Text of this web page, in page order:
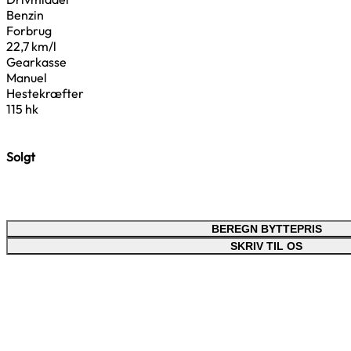
Benzin
Forbrug
22,7 km/l
Gearkasse
Manuel
Hestekræfter
115 hk
Solgt
BEREGN BYTTEPRIS
SKRIV TIL OS